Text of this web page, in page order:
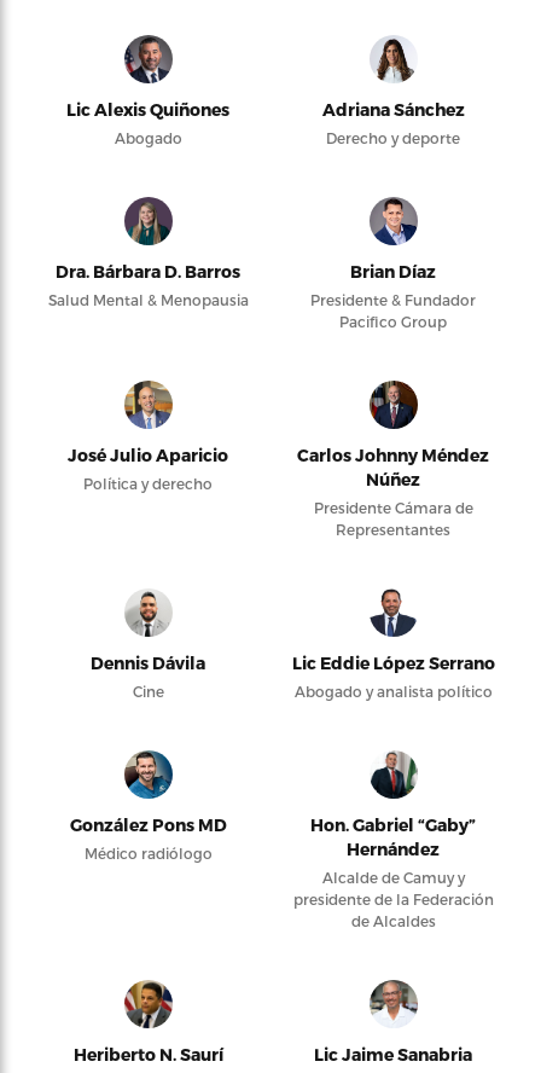
Lic Alexis Quiñones
Abogado
Adriana Sánchez
Derecho y deporte
Dra. Bárbara D. Barros
Salud Mental & Menopausia
Brian Díaz
Presidente & Fundador
Pacifico Group
José Julio Aparicio
Política y derecho
Carlos Johnny Méndez
Núñez
Presidente Cámara de
Representantes
Dennis Dávila
Cine
Lic Eddie López Serrano
Abogado y analista político
González Pons MD
Médico radiólogo
Hon. Gabriel “Gaby”
Hernández
Alcalde de Camuy y
presidente de la Federación
de Alcaldes
Heriberto N. Saurí Lic Jaime Sanabria